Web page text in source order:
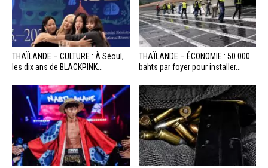
THAÏLANDE – CULTURE : À Séoul,
les dix ans de BLACKPINK...
THAÏLANDE – ÉCONOMIE : 50 000
bahts par foyer pour installer...